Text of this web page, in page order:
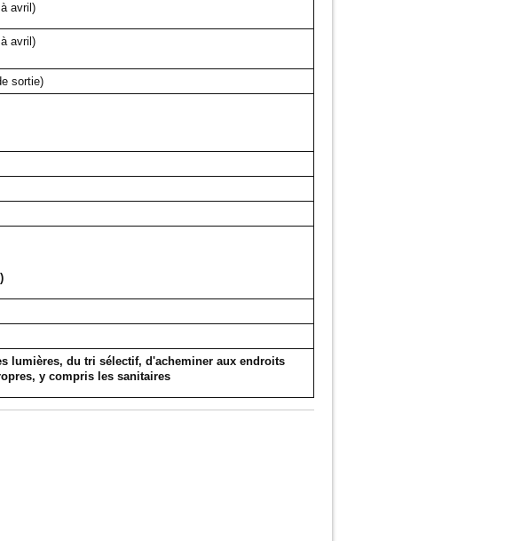
avril)
avril)
sortie)
lumières, du tri sélectif, d'acheminer aux endroits
y compris les sanitaires